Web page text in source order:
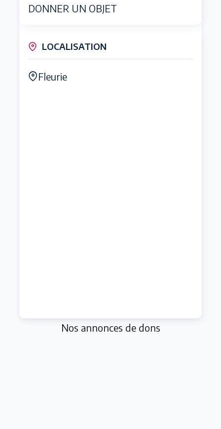
DONNER UN OBJET
LOCALISATION
Fleurie
Nos annonces de dons